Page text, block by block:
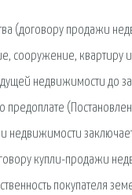
(договору продажи
сооружение,
недвижимости до
купли-продажи
покупателя